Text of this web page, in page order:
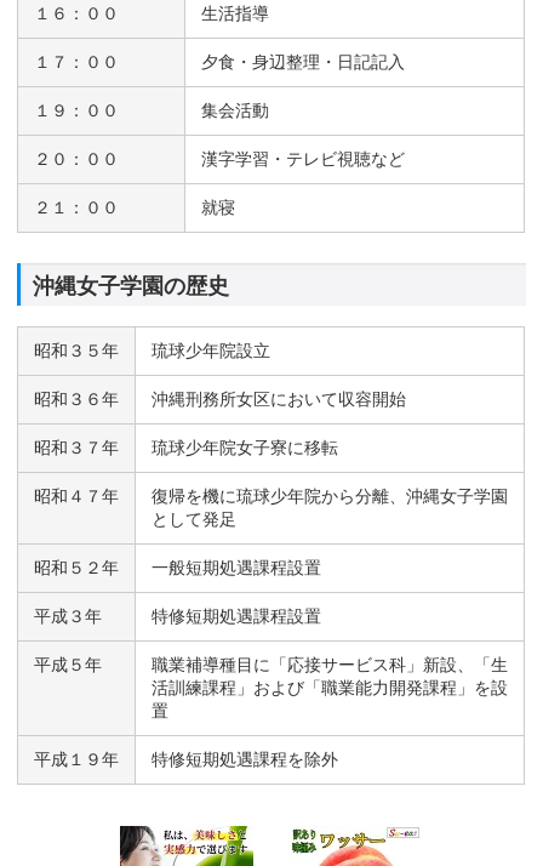
１６：００ 生活指導
１７：００ 夕食・身辺整理・日記記入
１９：００ 集会活動
２０：００ 漢字学習・テレビ視聴など
２１：００ 就寝
沖縄女子学園の歴史
昭和３５年 琉球少年院設立
昭和３６年 沖縄刑務所女区において収容開始
昭和３７年 琉球少年院女子寮に移転
昭和４７年
復帰を機に琉球少年院から分離、沖縄女子学園
として発足
昭和５２年 一般短期処遇課程設置
平成３年 特修短期処遇課程設置
平成５年
職業補導種目に「応接サービス科」新設、「生
活訓練課程」および「職業能力開発課程」を設
置
平成１９年 特修短期処遇課程を除外